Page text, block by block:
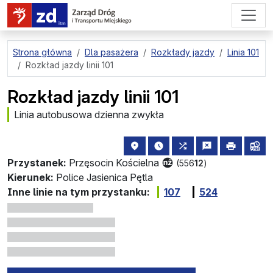
przejdź do treści strony
Strona główna Dla pasażera Rozkłady jazdy
Linia 101
Rozkład jazdy linii 101
Rozkład jazdy linii 101
Linia autobusowa dzienna zwykła
Przystanek: Przęsocin Kościelna (55612)
lokalizacja przystanku na mapie
najbliższe odjazdy z tego
wszystkie linie
zgłośdrukuj
Kierunek: Police Jasienica Pętla
Inne linie na tym przystanku:
107 524